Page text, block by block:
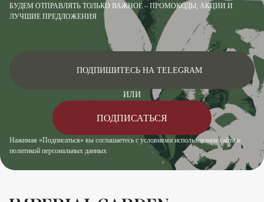
БУДЕМ ОТПРАВЛЯТЬ ТОЛЬКО ВАЖНОЕ – ПРОМОКОДЫ, АКЦИИ И
ЛУЧШИЕ ПРЕДЛОЖЕНИЯ
Нажимая «Подписаться» вы соглашаетесь с условиями использования сайта и
политикой персональных данных
ПОДПИШИТЕСЬ НА TELEGRAM
ИЛИ
ПОДПИСАТЬСЯ